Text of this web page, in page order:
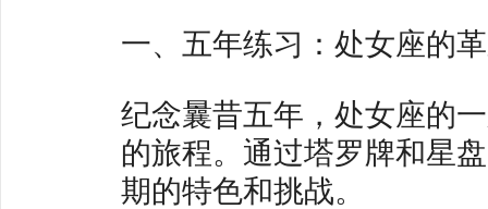
一、五年练习：处女座的
纪念曩昔五年，处女座的
的旅程。通过塔罗牌和星
期的特色和挑战。